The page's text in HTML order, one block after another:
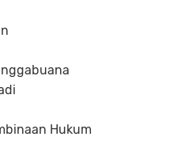
Hukum